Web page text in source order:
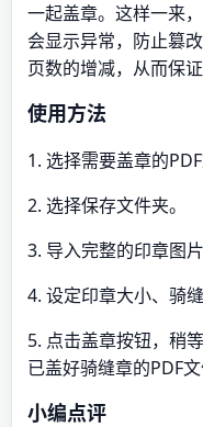
一起盖章。这样一来
会显示异常，防止篡
页数的增减，从而保
使用方法
1. 选择需要盖章的
2. 选择保存文件夹。
3. 导入完整的印章图片
4. 设定印章大小、骑
5. 点击盖章按钮，稍
已盖好骑缝章的PDF文
小编点评